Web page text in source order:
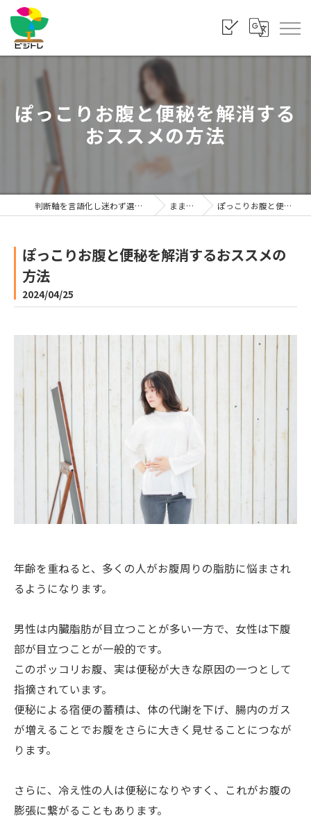
ぽっこりお腹と便秘を解消する
おススメの方法
判断軸を言語化し迷わず選べる状態をつくる「株式会社ビジトレ」 まま利楽ブログ ぽっこりお腹と便秘を解消するおススメの方法
ぽっこりお腹と便秘を解消するおススメの
方法
2024/04/25
年齢を重ねると、多くの人がお腹周りの脂肪に悩まされ
るようになります。
男性は内臓脂肪が目立つことが多い一方で、女性は下腹
部が目立つことが一般的です。
このポッコリお腹、実は便秘が大きな原因の一つとして
指摘されています。
便秘による宿便の蓄積は、体の代謝を下げ、腸内のガス
が増えることでお腹をさらに大きく見せることにつなが
ります。
さらに、冷え性の人は便秘になりやすく、これがお腹の
膨張に繋がることもあります。